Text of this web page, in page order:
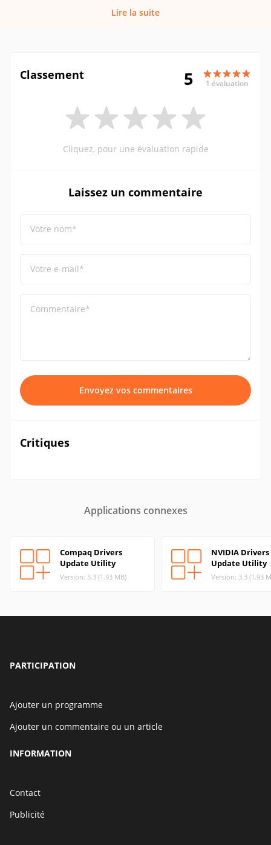
Lire la suite
Classement 5 1 évaluation
Cliquez, pour une évaluation rapide
Laissez un commentaire
Votre nom*
Votre e-mail*
Commentaire*
Envoyez vos commentaires
Critiques
Applications connexes
Compaq Drivers
Update Utility
Version: 3.3 (1.93 MB)
NVIDIA Drivers
Update Utility
Version: 3.3 (1.93
PARTICIPATION
Ajouter un programme
Ajouter un commentaire ou un article
INFORMATION
Contact
Publicité